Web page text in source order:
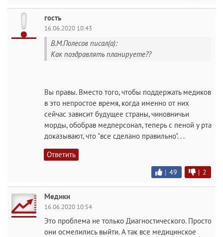
гость
16.06.2020 10:43
В.М.Полесов писал(а):
Как поздравлять планируете??
Вы правы. Вместо того, чтобы поддержать медиков
в это непростое время, когда именно от них
сейчас зависит будущее страны, чиновничьи
морды, обобрав медперсонал, теперь с пеной у рта
доказывают, что "все сделано правильно". . .
Ответить
| 49 | 2
Медики
16.06.2020 10:54
Это проблема не только Диагностического. Просто
они осмелились выйти. А так все медицинское